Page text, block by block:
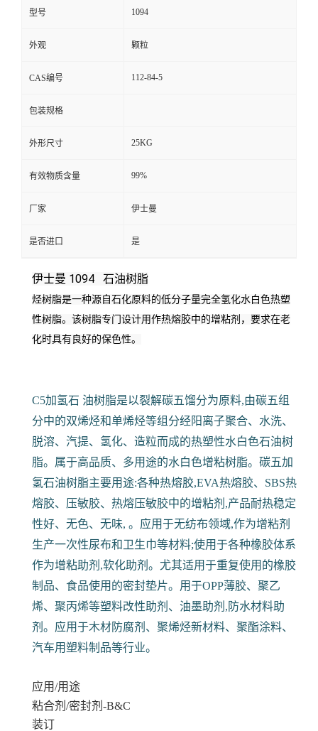
型号 1094
外观 颗粒
CAS编号 112-84-5
包装规格
外形尺寸 25KG
有效物质含量 99%
厂家 伊士曼
是否进口 是
伊士曼 1094 石油树脂
烃树脂是一种源自石化原料的低分子量完全氢化水白色热塑
性树脂。 该树脂专门设计用作热熔胶中的增粘剂，要求在老
化时具有良好的保色性。
C5加氢石 油树脂是以裂解碳五馏分为原料,由碳五组
分中的双烯烃和单烯烃等组分经阳离子聚合、水洗、
脱溶、汽提、氢化、造粒而成的热塑性水白色石油树
脂。属于高品质、多用途的水白色增粘树脂。碳五加
氢石油树脂主要用途:各种热熔胶,EVA热熔胶、SBS热
熔胶、压敏胶、热熔压敏胶中的增粘剂,产品耐热稳定
性好、无色、无味, 。应用于无纺布领域,作为增粘剂
生产一次性尿布和卫生巾等材料;使用于各种橡胶体系
作为增粘助剂,软化助剂。尤其适用于重复使用的橡胶
制品、食品使用的密封垫片。用于OPP薄胶、聚乙
烯、聚丙烯等塑料改性助剂、油墨助剂,防水材料助
剂。应用于木材防腐剂、聚烯烃新材料、聚酯涂料、
汽车用塑料制品等行业。
应用/用途
粘合剂/密封剂-B&C
装订